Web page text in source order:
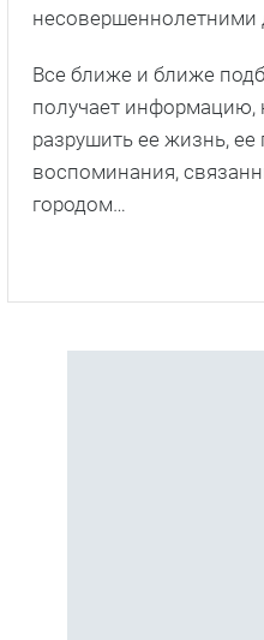
несовершеннолетними
Все ближе и ближе
получает информацию,
разрушить ее жизнь,
воспоминания,
городом…